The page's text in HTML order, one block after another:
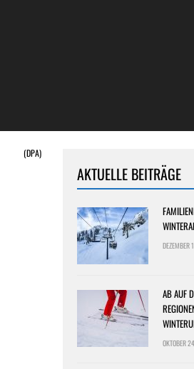
(DPA)
AKTUELLE BEITRÄGE
AB AUF
OKTOBER